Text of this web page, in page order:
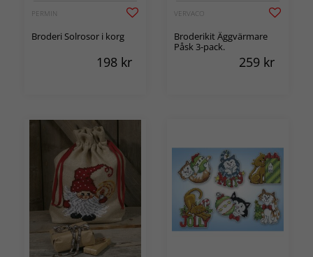
PERMIN
Broderi Solrosor i korg
198 kr
VERVACO
Broderikit Äggvärmare
Påsk 3-pack.
259 kr